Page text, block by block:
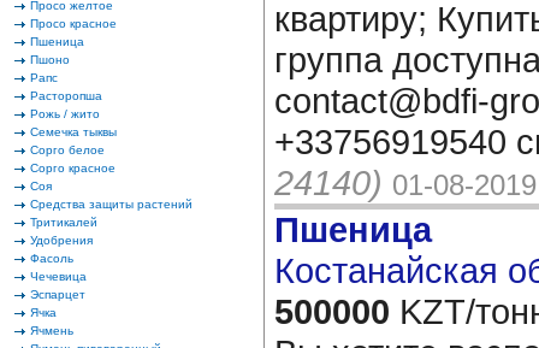
Просо желтое
Просо красное
Пшеница
Пшоно
Рапс
Расторопша
Рожь / жито
Семечка тыквы
Сорго белое
Сорго красное
Соя
Средства защиты растений
Тритикалей
Удобрения
Фасоль
Чечевица
Эспарцет
Ячка
Ячмень
квартиру;
группа
contact@bdfi-
+33756919540
24140) 01-08-2019
Пшеница
Костанайская
500000 KZT/